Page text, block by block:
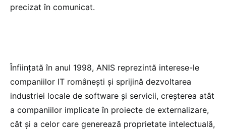
precizat în comunicat.
Înființată în anul 1998, ANIS reprezintă interese-le
companiilor IT românești și sprijină dezvoltarea
industriei locale de software și servicii, creșterea atât
a companiilor implicate în proiecte de externalizare,
cât și a celor care generează proprietate intelectuală,